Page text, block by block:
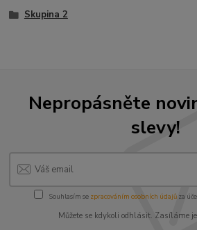
Skupina 2
Nepropásněte
slevy!
Souhlasím se zpracováním osobních údajůza
Můžete se kdykoli odhlásit. Zasíláme